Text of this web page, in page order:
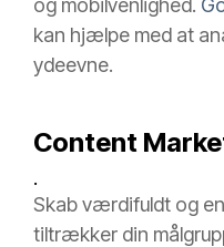
og mobilvenlighed.
kan hjælpe med at
ydeevne.
Content
.
Skab værdifuldt og
tiltrækker din